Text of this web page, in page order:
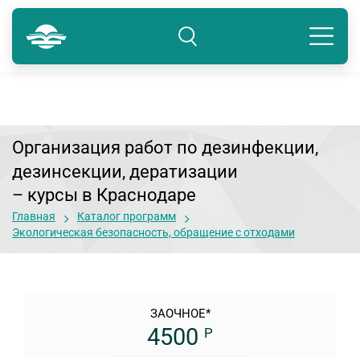
Краснодар
Подразделение: Краснодар
8 800 234-80-99
Организация работ по дезинфекции,
дезинсекции, дератизации
– курсы в Краснодаре
Главная
Каталог программ
Экологическая безопасность, обращение с отходами
ЗАОЧНОЕ*
4500 Р